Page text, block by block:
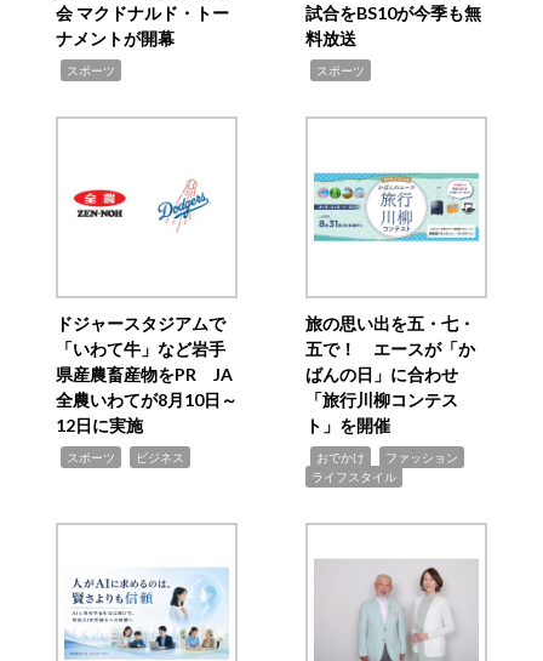
会 マクドナルド・トー
ナメントが開幕
スポーツ
試合をBS10が今季も無
料放送
スポーツ
ドジャースタジアムで
「いわて牛」など岩手
県産農畜産物をPR JA
全農いわてが8月10日～
12日に実施
スポーツ ビジネス
旅の思い出を五・七・
五で！ エースが「か
ばんの日」に合わせ
「旅行川柳コンテス
ト」を開催
おでかけ ファッション
ライフスタイル